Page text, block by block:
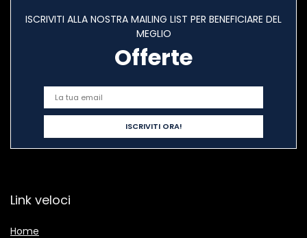
ISCRIVITI ALLA NOSTRA MAILING LIST PER BENEFICIARE DEL
MEGLIO
Offerte
Link veloci
Home